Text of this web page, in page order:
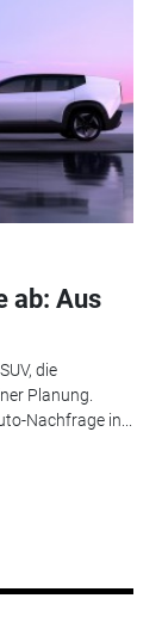
ab: Aus
die
Planung.
Nachfrage in...